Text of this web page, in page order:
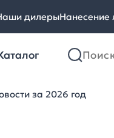
дилерыНанесение
за 2026 год